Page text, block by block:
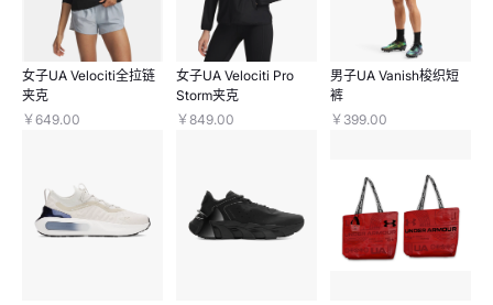
女子UA Velociti全拉链
夹克
￥649.00
女子UA Velociti Pro
Storm夹克
￥849.00
男子UA Vanish梭织短
裤
￥399.00